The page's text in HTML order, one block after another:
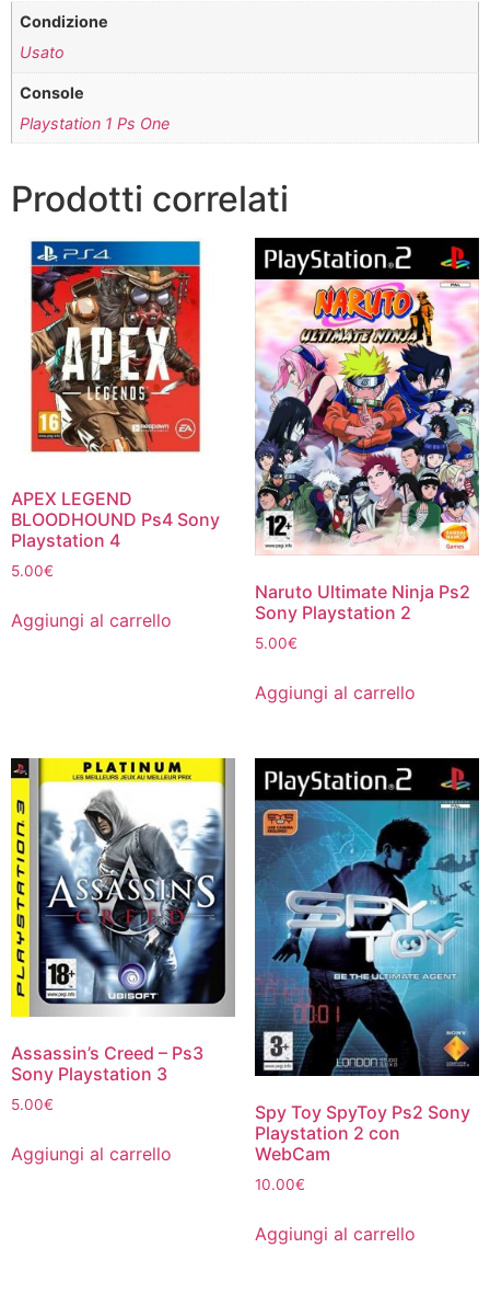
Condizione
Usato
Console
Playstation 1 Ps One
Prodotti correlati
APEX LEGEND
BLOODHOUND Ps4 Sony
Playstation 4
5.00€
Aggiungi al carrello
Naruto Ultimate Ninja Ps2
Sony Playstation 2
5.00€
Aggiungi al carrello
Assassin’s Creed – Ps3
Sony Playstation 3
5.00€
Aggiungi al carrello
Spy Toy SpyToy Ps2 Sony
Playstation 2 con
WebCam
10.00€
Aggiungi al carrello